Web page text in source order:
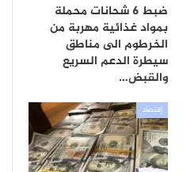
ضبط 6 شحانات محملة
بمواد غذائية مهربة من
الخرطوم الى مناطق
سيطرة الدعم السريع
والقبض…
إقتصاد